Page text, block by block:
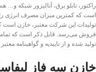
راکتور، تابلو برق، آنالیزور شبکه و…
است که کمترین میزان مصرف انرژی را
تولیدات این شرکت معتبر، خازن است
فروش می‌رسد. قابل ذکر است که تمامی
تولید شده و از تاییدیه و گواهینامه
خازن سه فاز